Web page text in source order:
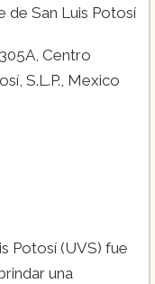
de San Luis Potosí
Centro
S.L.P., Mexico
Potosí (UVS) fue
una